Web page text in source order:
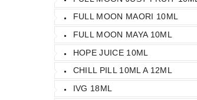
FULL MOON MAORI 10ML
FULL MOON MAYA 10ML
HOPE JUICE 10ML
CHILL PILL 10ML A 12ML
IVG 18ML